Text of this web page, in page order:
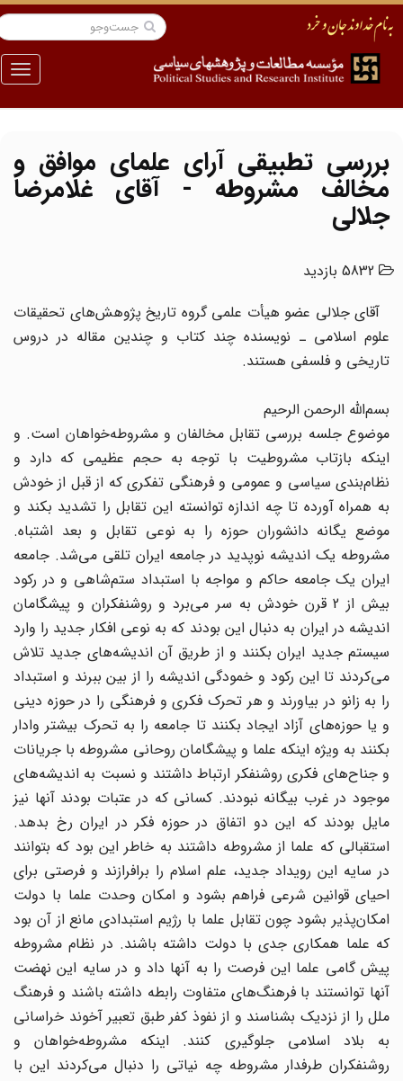
منو
بررسی تطبیقی آرای علمای موافق و
مخالف مشروطه - آقای غلامرضا
جلالی
5832 بازدید
آقای جلالی عضو هیأت علمی گروه تاریخ پژوهش‌های تحقیقات
علوم اسلامی ـ نویسنده چند کتاب و چندین مقاله در دروس
تاریخی و فلسفی هستند.
بسم‌الله الرحمن الرحیم
موضوع جلسه بررسی تقابل مخالفان و مشروطه‌خواهان است. و
اینکه بازتاب مشروطیت با توجه به حجم عظیمی که دارد و
نظام‌بندی سیاسی و عمومی و فرهنگی تفکری که از قبل از خودش
به همراه آورده تا چه اندازه توانسته این تقابل را تشدید بکند و
موضع یگانه دانشوران حوزه را به نوعی تقابل و بعد اشتباه.
مشروطه یک اندیشه نوپدید در جامعه ایران تلقی می‌شد. جامعه
ایران یک جامعه حاکم و مواجه با استبداد ستم‌شاهی و در رکود
بیش از 2 قرن خودش به سر می‌برد و روشنفکران و پیشگامان
اندیشه در ایران به دنبال این بودند که به نوعی افکار جدید را وارد
سیستم جدید ایران بکنند و از طریق آن اندیشه‌های جدید تلاش
می‌‌کردند تا این رکود و خمودگی اندیشه را از بین ببرند و استبداد
را به زانو در بیاورند و هر تحرک فکری و فرهنگی را در حوزه دینی
و یا حوزه‌های آزاد ایجاد بکنند تا جامعه را به تحرک بیشتر وادار
بکنند به ویژه اینکه علما و پیشگامان روحانی مشروطه با جریانات
و جناح‌های فکری روشنفکر ارتباط داشتند و نسبت به اندیشه‌‌های
موجود در غرب بیگانه نبودند. کسانی که در عتبات بودند آنها نیز
مایل بودند که این دو اتفاق در حوزه فکر در ایران رخ بدهد.
استقبالی که علما از مشروطه داشتند به خاطر این بود که بتوانند
در سایه این رویداد جدید، علم اسلام را برافرازند و فرصتی برای
احیای قوانین شرعی فراهم بشود و امکان وحدت علما با دولت
امکان‌پذیر بشود چون تقابل علما با رژیم استبدادی مانع از آن بود
که علما همکاری جدی با دولت داشته باشند. در نظام مشروطه
پیش گامی علما این فرصت را به آنها داد و در سایه این نهضت
آنها توانستند با فرهنگ‌های متفاوت رابطه داشته باشند و فرهنگ
ملل را از نزدیک بشناسند و از نفوذ کفر طبق تعبیر آخوند خراسانی
به بلاد اسلامی جلوگیری کنند. اینکه مشروطه‌خواهان و
روشنفکران طرفدار مشروطه چه نیاتی را دنبال می‌کردند این با